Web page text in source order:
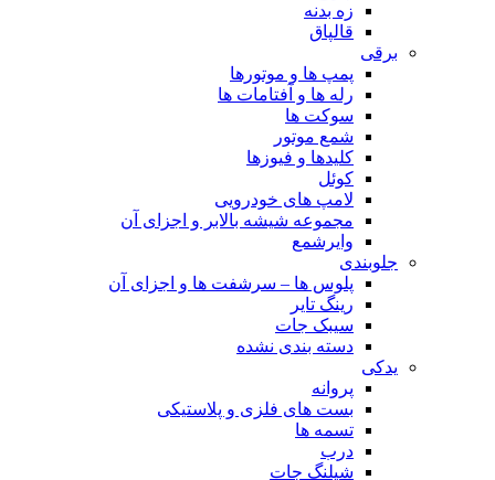
زه بدنه
قالپاق
برقی
پمپ ها و موتورها
رله ها و آفتامات ها
سوکت ها
شمع موتور
کلیدها و فیوزها
کوئل
لامپ های خودرویی
مجموعه شیشه بالابر و اجزای آن
وایرشمع
جلوبندی
پلوس ها – سرشفت ها و اجزای آن
رینگ تایر
سیبک جات
دسته بندی نشده
یدکی
پروانه
بست های فلزی و پلاستیکی
تسمه ها
درب
شیلنگ جات